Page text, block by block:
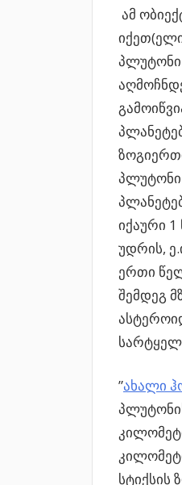
ამ
პლუტონი
იქაური
უდრის,
ერთი
შემდეგ
”ახალი
სტიქსის